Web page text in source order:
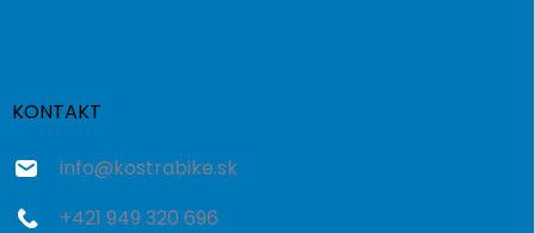
KONTAKT
info@kostrabike.sk
+421 949 320 696